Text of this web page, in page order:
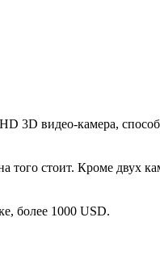
3D видео-камера,
того стоит. Кроме двух
более 1000 USD.